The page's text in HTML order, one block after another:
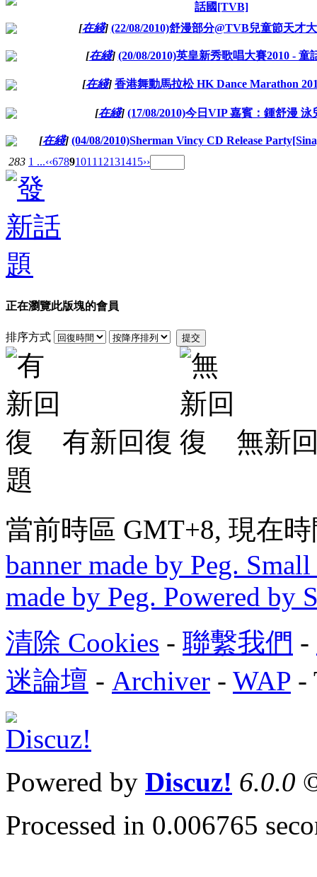
話國[TVB]
[在綫] (22/08/2010)舒漫部分@TVB兒童節天才
[在綫] (20/08/2010)英皇新秀歌唱大賽2010 - 童
[在綫] 香港舞動馬拉松 HK Dance Marathon
[在綫] (17/08/2010)今日VIP 嘉賓：鍾舒漫
[在綫] (04/08/2010)Sherman Vincy CD Release
283 1 ...‹‹67891011 12131415››
正在瀏覽此版塊的會員
排序方式 提交
有新回復
無新
題
當前時區 GMT+8, 現在
banner made by Peg.
made by Peg. Powered by
清除 Cookies - 聯繫我們 -
迷論壇 - Archiver - WAP -
Powered by Discuz! 6.0.0
Processed in 0.006765